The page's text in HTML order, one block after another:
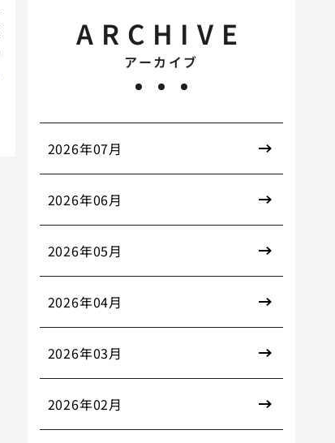
ARCHIVE
アーカイブ
2026年07月
2026年06月
2026年05月
2026年04月
2026年03月
2026年02月